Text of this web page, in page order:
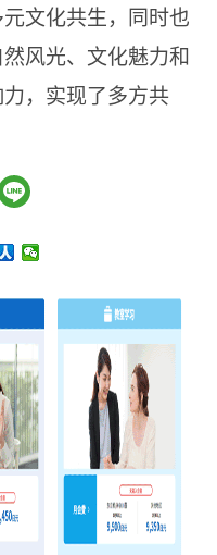
文化共生，同时也
风光、文化魅力和
，实现了多方共